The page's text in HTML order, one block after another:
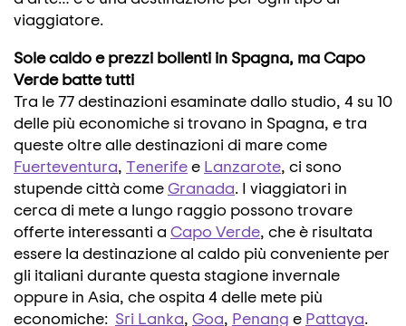
viaggiatore.
Sole caldo e prezzi bollenti in Spagna, ma Capo
Verde batte tutti
Tra le 77 destinazioni esaminate dallo studio, 4 su 10
delle più economiche si trovano in Spagna, e tra
queste oltre alle destinazioni di mare come
Fuerteventura, Tenerifee Lanzarote, ci sono
stupende città comeGranada. I viaggiatori in
cerca di mete a lungo raggio possono trovare
offerte interessanti a Capo Verde, che è risultata
essere la destinazione al caldo più conveniente per
gli italiani durante questa stagione invernale
oppure in Asia, che ospita 4 delle mete più
economiche: Sri Lanka, Goa, Penang e Pattaya.